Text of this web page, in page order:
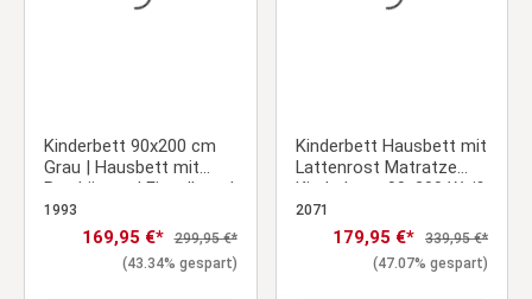
Kinderbett 90x200 cm
Grau | Hausbett mit
Bettkästen | Einzelbett |
mit Lattenrost | Holz
1993
Verkaufspreis:
169,95 €* Regulärer Preis:
299,95 €*
(43.34% gespart)
Kinderbett Hausbett mit
Lattenrost Matratze
Kinderhaus 90x200 Weiß
Holz Kiefer
2071
Verkaufspreis:
179,95 €* Regulärer Preis:
339,95 €*
(47.07% gespart)